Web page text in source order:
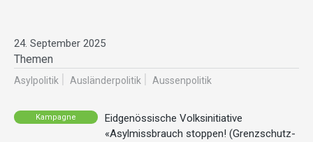
24. September 2025
Themen
Asylpolitik Ausländer­politik Aussenpolitik
Kampagne
Eidgenössische Volksinitiative
«Asylmissbrauch stoppen! (Grenzschutz-